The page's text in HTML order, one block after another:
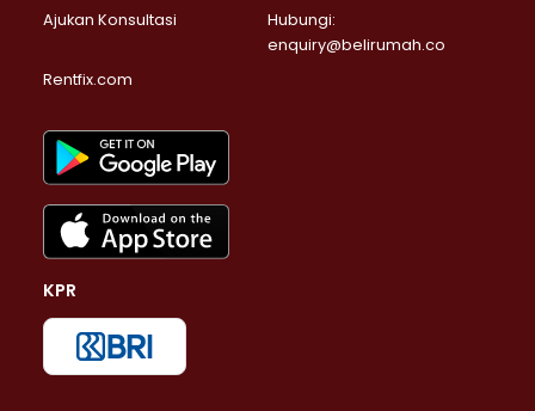
Ajukan Konsultasi
Hubungi:
enquiry@belirumah.co
Rentfix.com
KPR